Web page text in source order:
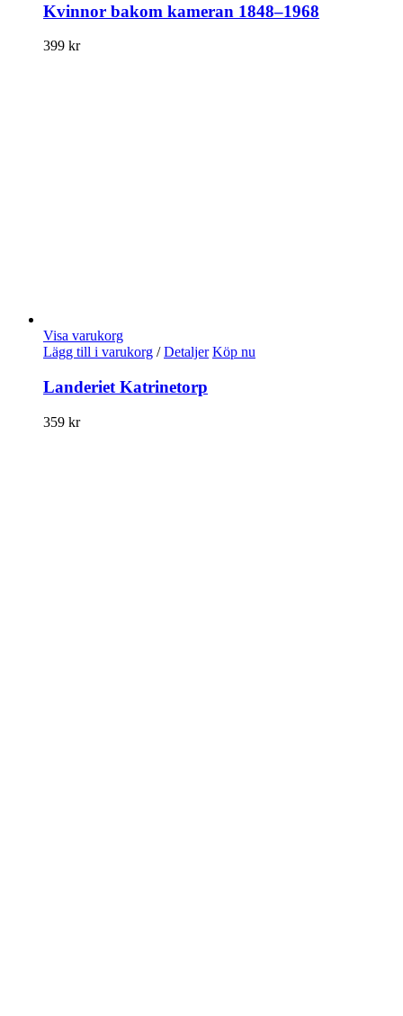
Kvinnor bakom kameran 1848–1968
399 kr
Visa varukorg
Lägg till i varukorg / Detaljer Köp nu
Landeriet Katrinetorp
359 kr